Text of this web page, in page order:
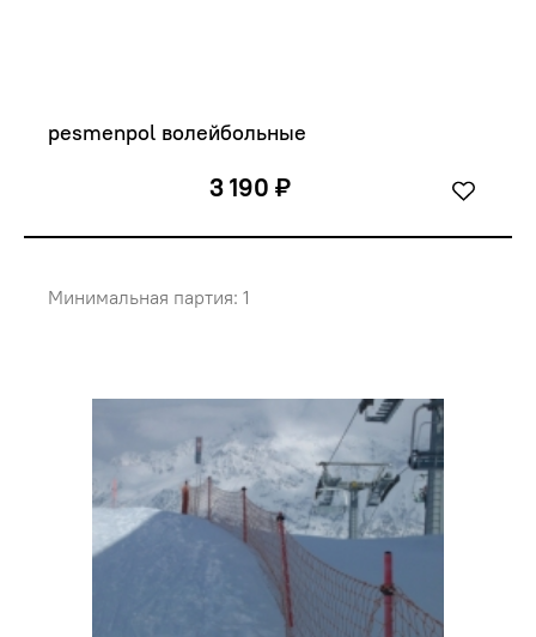
pesmenpol волейбольные
3 190 ₽
Минимальная партия: 1